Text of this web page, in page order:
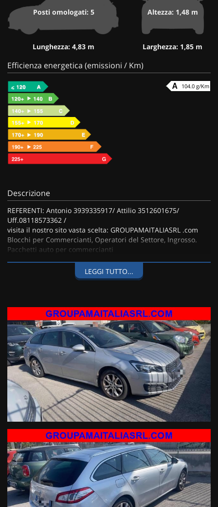
Posti omologati: 5
Lunghezza: 4,83 m
Altezza: 1,48 m
Larghezza: 1,85 m
Efficienza energetica (emissioni / Km)
104.0 g/Km
Descrizione
REFERENTI: Antonio 3939335917/ Attilio 3512601675/
Uff.08118573362 /
visita il nostro sito vasta scelta: GROUPAMAITALIASRL .com
Blocchi per Commercianti, Operatori del Settore, Ingrosso.
Pacchetti auto per commercianti
consegnate completamente igienizzate.
offriamo massima serietà e
trasparenza su tutti i prodotti da noi venduti, le nostre non
sono chiacchiere
ma spendiamo il nostro tempo per soddisfare il cliente a 360
gradi.
FACCIAMO QUESTO LAVORO CON IL CUORE E TANTA
PASSIONE.......
Le vetture da noi vendute saranno consegnate con tagliando
completo,
100 controlli di più genere, con una cura maniacale nella
preparazione generale.
La nostra Azienda rivela ogni giorno il suo accento peculiare:
l’attenzione al cliente per far vivere un’esperienza unica e di
Con una chiara vision: #essenzadelfuturo.
Sarno Salerno Napoli Avellino Caserta Benevento.
4x4, Neopatentati, GPL, Gancio, traino, Pick-up,
Auto da viaggio fino a € 9000, Auto compatte selezionate, Auto
Familiari Popolari, Usato Sicuro.
LEGGI TUTTO...